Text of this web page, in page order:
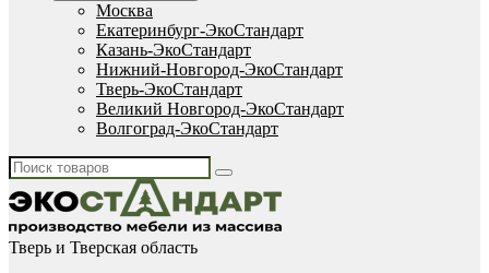
Москва
Екатеринбург-ЭкоСтандарт
Казань-ЭкоСтандарт
Нижний-Новгород-ЭкоСтандарт
Тверь-ЭкоСтандарт
Великий Новгород-ЭкоСтандарт
Волгоград-ЭкоСтандарт
Тверь и Тверская область